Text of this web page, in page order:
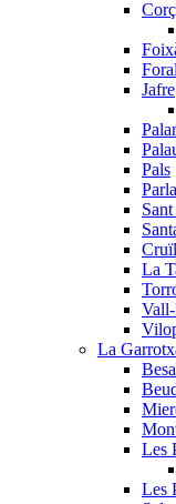
Jafre
Pals
La
La
Les
Les